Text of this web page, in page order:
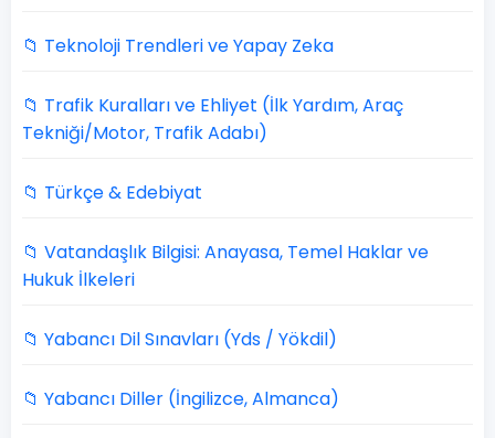
📁 Teknoloji Trendleri ve Yapay Zeka
📁 Trafik Kuralları ve Ehliyet (İlk Yardım, Araç
Tekniği/Motor, Trafik Adabı)
📁 Türkçe & Edebiyat
📁 Vatandaşlık Bilgisi: Anayasa, Temel Haklar ve
Hukuk İlkeleri
📁 Yabancı Dil Sınavları (Yds / Yökdil)
📁 Yabancı Diller (İngilizce, Almanca)